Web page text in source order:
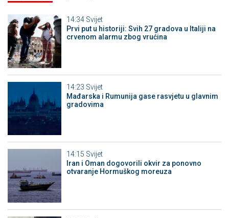
14:34 Svijet
Prvi put u historiji: Svih 27 gradova u Italiji na
crvenom alarmu zbog vrućina
14:23 Svijet
Mađarska i Rumunija gase rasvjetu u glavnim
gradovima
14:15 Svijet
Iran i Oman dogovorili okvir za ponovno
otvaranje Hormuškog moreuza